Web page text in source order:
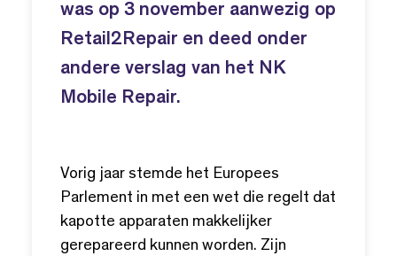
was op 3 november aanwezig op
Retail2Repair en deed onder
andere verslag van het NK
Mobile Repair.
Vorig jaar stemde het Europees
Parlement in met een wet die regelt dat
kapotte apparaten makkelijker
gerepareerd kunnen worden. Zijn